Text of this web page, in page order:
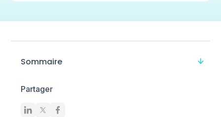
Sommaire
Partager